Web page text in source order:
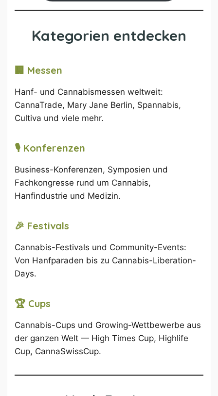
Kategorien entdecken
🏢 Messen
Hanf- und Cannabismessen weltweit:
CannaTrade, Mary Jane Berlin, Spannabis,
Cultiva und viele mehr.
🎙 Konferenzen
Business-Konferenzen, Symposien und
Fachkongresse rund um Cannabis,
Hanfindustrie und Medizin.
🎉 Festivals
Cannabis-Festivals und Community-Events:
Von Hanfparaden bis zu Cannabis-Liberation-
Days.
🏆 Cups
Cannabis-Cups und Growing-Wettbewerbe aus
der ganzen Welt — High Times Cup, Highlife
Cup, CannaSwissCup.